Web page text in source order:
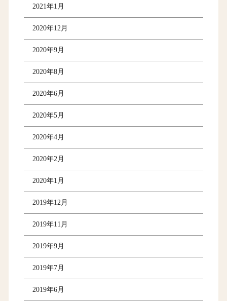
2021年1月
2020年12月
2020年9月
2020年8月
2020年6月
2020年5月
2020年4月
2020年2月
2020年1月
2019年12月
2019年11月
2019年9月
2019年7月
2019年6月